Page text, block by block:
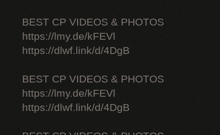
BEST CP VIDEOS & PHOTOS
https://lmy.de/kFEVl
https://dlwf.link/d/4DgB
BEST CP VIDEOS & PHOTOS
https://lmy.de/kFEVl
https://dlwf.link/d/4DgB